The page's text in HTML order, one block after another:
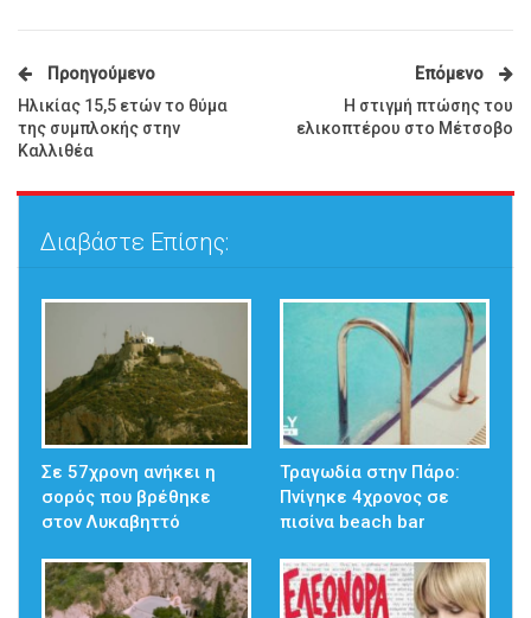
Προηγούμενο
Ηλικίας 15,5 ετών το θύμα
της συμπλοκής στην
Καλλιθέα
Επόμενο
Η στιγμή πτώσης του
ελικοπτέρου στο Μέτσοβο
Διαβάστε Επίσης:
Σε 57χρονη ανήκει η
σορός που βρέθηκε
στον Λυκαβηττό
Τραγωδία στην Πάρο:
Πνίγηκε 4χρονος σε
πισίνα beach bar